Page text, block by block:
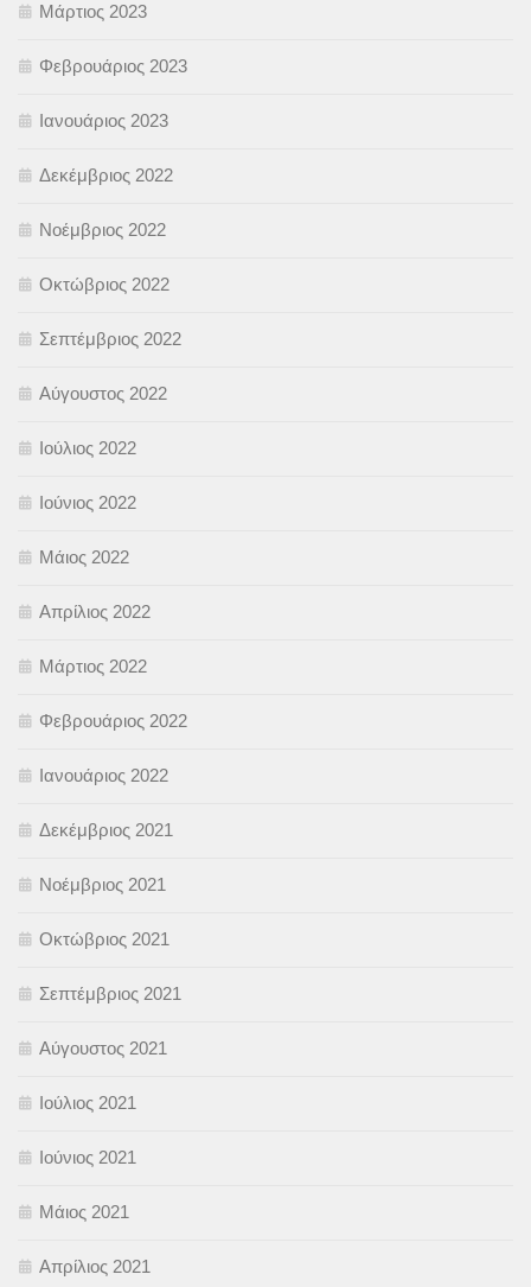
Μάρτιος 2023
Φεβρουάριος 2023
Ιανουάριος 2023
Δεκέμβριος 2022
Νοέμβριος 2022
Οκτώβριος 2022
Σεπτέμβριος 2022
Αύγουστος 2022
Ιούλιος 2022
Ιούνιος 2022
Μάιος 2022
Απρίλιος 2022
Μάρτιος 2022
Φεβρουάριος 2022
Ιανουάριος 2022
Δεκέμβριος 2021
Νοέμβριος 2021
Οκτώβριος 2021
Σεπτέμβριος 2021
Αύγουστος 2021
Ιούλιος 2021
Ιούνιος 2021
Μάιος 2021
Απρίλιος 2021